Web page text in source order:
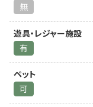
無
遊具・レジャー施設
有
ペット
可